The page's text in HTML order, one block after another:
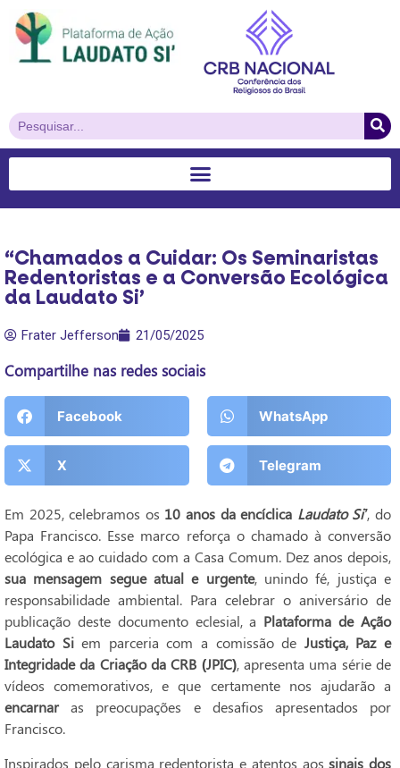
“Chamados a Cuidar: Os Seminaristas
Redentoristas e a Conversão Ecológica
da Laudato Si’
Frater Jefferson 21/05/2025
Compartilhe nas redes sociais
Facebook WhatsApp
X Telegram
Em 2025, celebramos os 10 anos da encíclica Laudato Si’, do
Papa Francisco. Esse marco reforça o chamado à conversão
ecológica e ao cuidado com a Casa Comum. Dez anos depois,
sua mensagem segue atual e urgente, unindo fé, justiça e
responsabilidade ambiental. Para celebrar o aniversário de
publicação deste documento eclesial, a Plataforma de Ação
Laudato Siem parceria com a comissão de Justiça, Paz e
Integridade da Criação da CRB (JPIC), apresenta uma série de
vídeos comemorativos, e que certamente nos ajudarão a
encarnar as preocupações e desafios apresentados por
Francisco.
Inspirados pelo carisma redentorista e atentos aossinais dos